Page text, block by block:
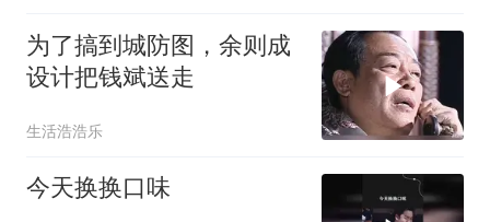
为了搞到城防图，余则成
设计把钱斌送走
生活浩浩乐
今天换换口味